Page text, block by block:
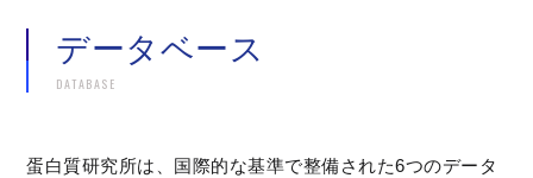
データベース
DATABASE
蛋白質研究所は、国際的な基準で整備された6つのデータ